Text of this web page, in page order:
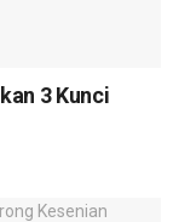
3 Kunci